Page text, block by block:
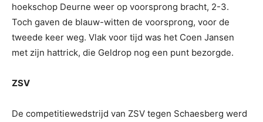
hoekschop Deurne weer op voorsprong bracht, 2-3.
Toch gaven de blauw-witten de voorsprong, voor de
tweede keer weg. Vlak voor tijd was het Coen Jansen
met zijn hattrick, die Geldrop nog een punt bezorgde.
ZSV
De competitiewedstrijd van ZSV tegen Schaesberg werd